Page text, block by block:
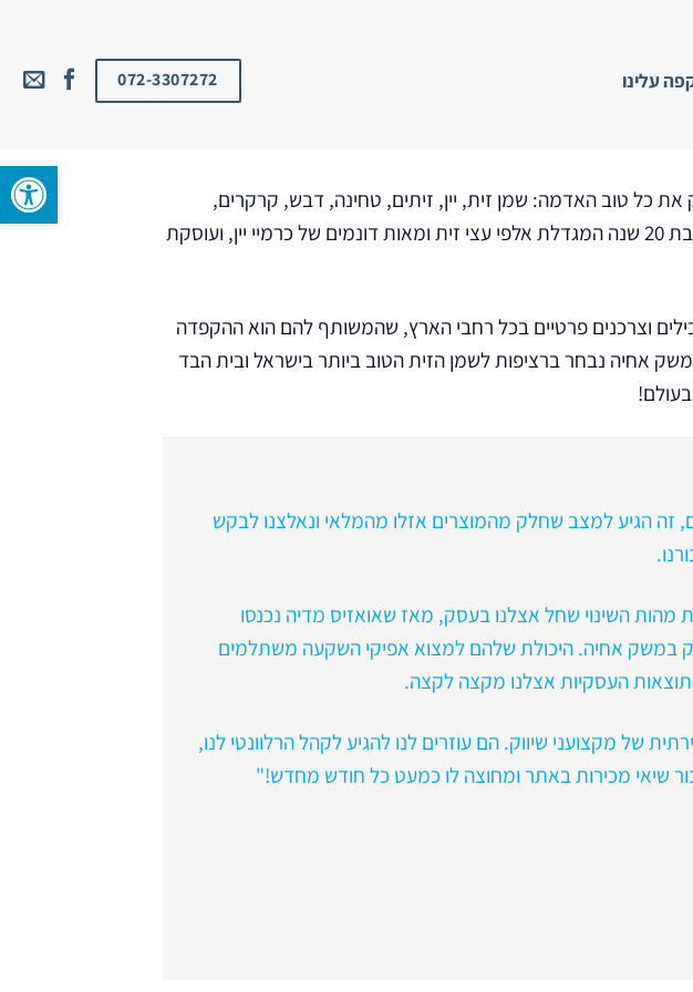
פתח
עלינו 072-3307272
את כל טוב האדמה: שמן זית, יין, זיתים, טחינה, דבש, קרקרים,
תבלינים ועוד . המשק הוא חברה חקלאית בת 20 שנה המגדלת אלפי עצי זית ומאות דונמים של כרמיי יין, ועוסקת
וצרכנים פרטיים בכל רחבי הארץ, שהמשותף להם הוא ההקפדה
אחיה נבחר ברציפות לשמן הזית הטוב ביותר בישראל ובית הבד
זה הגיע למצב שחלק מהמוצרים אזלו מהמלאי ונאלצנו לבקש
השינוי שחל אצלנו בעסק, מאז שאואזיס מדיה נכנסו
במשק אחיה. היכולת שלהם למצוא אפיקי השקעה משתלמים
העסקיות אצלנו מקצה לקצה.
של מקצועני שיווק. הם עוזרים לנו להגיע לקהל הרלוונטי לנו,
שיאי מכירות באתר ומחוצה לו כמעט כל חודש מחדש!"